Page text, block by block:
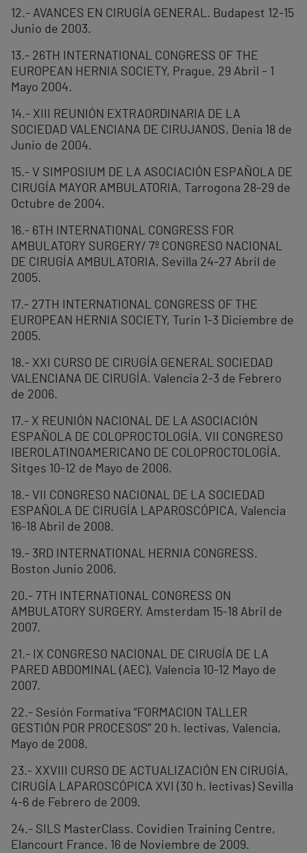
12.- AVANCES EN CIRUGÍA GENERAL. Budapest 12-15
Junio de 2003.
13.- 26TH INTERNATIONAL CONGRESS OF THE
EUROPEAN HERNIA SOCIETY, Prague, 29 Abril – 1
Mayo 2004.
14.- XIII REUNIÓN EXTRAORDINARIA DE LA
SOCIEDAD VALENCIANA DE CIRUJANOS, Denia 18 de
Junio de 2004.
15.- V SIMPOSIUM DE LA ASOCIACIÓN ESPAÑOLA DE
CIRUGÍA MAYOR AMBULATORIA, Tarrogona 28-29 de
Octubre de 2004.
16.- 6TH INTERNATIONAL CONGRESS FOR
AMBULATORY SURGERY/ 7º CONGRESO NACIONAL
DE CIRUGÍA AMBULATORIA, Sevilla 24-27 Abril de
2005.
17.- 27TH INTERNATIONAL CONGRESS OF THE
EUROPEAN HERNIA SOCIETY, Turin 1-3 Diciembre de
2005.
18.- XXI CURSO DE CIRUGÍA GENERAL SOCIEDAD
VALENCIANA DE CIRUGÍA. Valencia 2-3 de Febrero
de 2006.
17.- X REUNIÓN NACIONAL DE LA ASOCIACIÓN
ESPAÑOLA DE COLOPROCTOLOGÍA. VII CONGRESO
IBEROLATINOAMERICANO DE COLOPROCTOLOGÍA.
Sitges 10-12 de Mayo de 2006.
18.- VII CONGRESO NACIONAL DE LA SOCIEDAD
ESPAÑOLA DE CIRUGÍA LAPAROSCÓPICA, Valencia
16-18 Abril de 2008.
19.- 3RD INTERNATIONAL HERNIA CONGRESS.
Boston Junio 2006.
20.- 7TH INTERNATIONAL CONGRESS ON
AMBULATORY SURGERY, Amsterdam 15-18 Abril de
2007.
21.- IX CONGRESO NACIONAL DE CIRUGÍA DE LA
PARED ABDOMINAL (AEC), Valencia 10-12 Mayo de
2007.
22.- Sesión Formativa “FORMACION TALLER
GESTIÓN POR PROCESOS” 20 h. lectivas, Valencia,
Mayo de 2008.
23.- XXVIII CURSO DE ACTUALIZACIÓN EN CIRUGÍA,
CIRUGÍA LAPAROSCÓPICA XVI (30 h. lectivas) Sevilla
4-6 de Febrero de 2009.
24.- SILS MasterClass. Covidien Training Centre,
Elancourt France. 16 de Noviembre de 2009.